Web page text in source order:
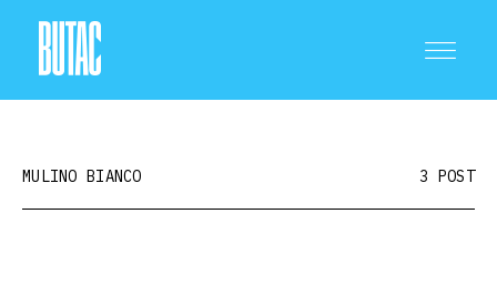
MULINO BIANCO 3 POST